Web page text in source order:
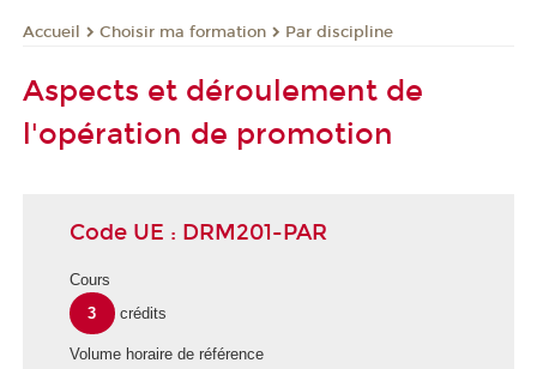
Accueil Choisir ma formation Par discipline
Aspects et déroulement de
l'opération de promotion
Code UE : DRM201-PAR
Cours
3
crédits
Volume horaire de référence